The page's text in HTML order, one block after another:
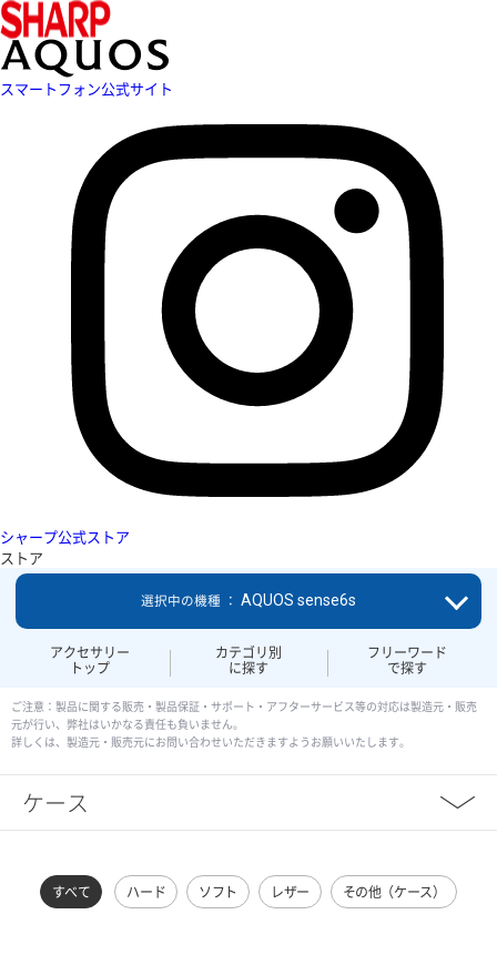
スマートフォン公式サイト
シャープ公式ストア
ストア
アクセサリー
トップ
カテゴリ別
に探す
フリーワード
で探す
選択中の機種 ： AQUOS sense6s
ご注意：製品に関する販売・製品保証・サポート・アフターサービス等の対応は製造元・販売
元が行い、弊社はいかなる責任も負いません。
詳しくは、製造元・販売元にお問い合わせいただきますようお願いいたします。
ケース
すべて ハード ソフト レザー その他（ケース）